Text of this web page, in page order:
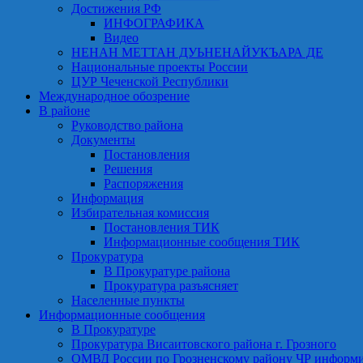
Достижения РФ
ИНФОГРАФИКА
Видео
НЕНАН МЕТТАН ДУЬНЕНАЙУКЪАРА ДЕ
Национальные проекты России
ЦУР Чеченской Республики
Международное обозрение
В районе
Руководство района
Документы
Постановления
Решения
Распоряжения
Информация
Избирательная комиссия
Постановления ТИК
Информационные сообщения ТИК
Прокуратура
В Прокуратуре района
Прокуратура разъясняет
Населенные пункты
Информационные сообщения
В Прокуратуре
Прокуратура Висаитовского района г. Грозного
ОМВД России по Грозненскому району ЧР